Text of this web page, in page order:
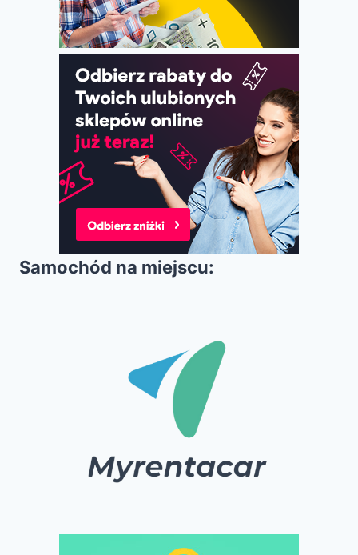
Samochód na miejscu: